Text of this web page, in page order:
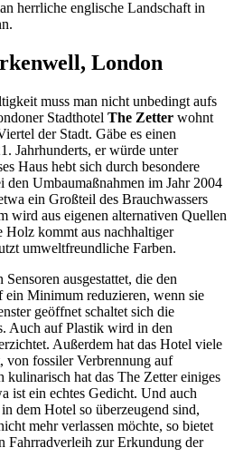
herrliche englische Landschaft in
London
muss man nicht unbedingt aufs
Stadthotel The Zetter wohnt
der Stadt. Gäbe es einen
Jahrhunderts, er würde unter
Haus hebt sich durch besondere
Umbaumaßnahmen im Jahr 2004
ein Großteil des Brauchwassers
wird aus eigenen alternativen Quellen
Holz kommt aus nachhaltiger
umweltfreundliche Farben.
ausgestattet, die den
ein Minimum reduzieren, wenn sie
geöffnet schaltet sich die
Auch auf Plastik wird in den
Außerdem hat das Hotel viele
von fossiler Verbrennung auf
kulinarisch hat das The Zetter einiges
ist ein echtes Gedicht. Und auch
dem Hotel so überzeugend sind,
mehr verlassen möchte, so bietet
Fahrradverleih zur Erkundung der